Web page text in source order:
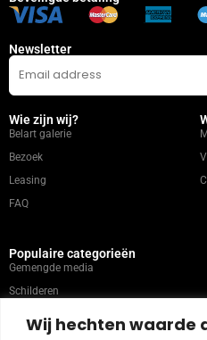
Wij hechten waarde
Newsletter
Wie zijn wij?
Belart galerie
Bezoek
Leasing
FAQ
Populaire categorieën
Gemengde media
Schilderen